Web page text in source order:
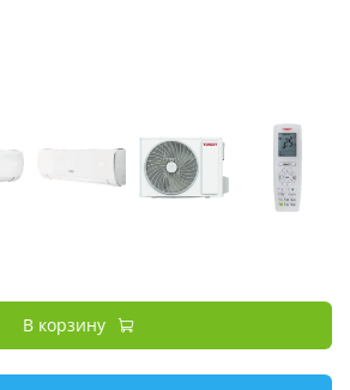
В корзину